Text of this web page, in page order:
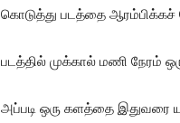
கொடுத்து படத்தை
படத்தில் முக்கால் மணி நேரம்
அப்படி ஒரு களத்தை இதுவரை